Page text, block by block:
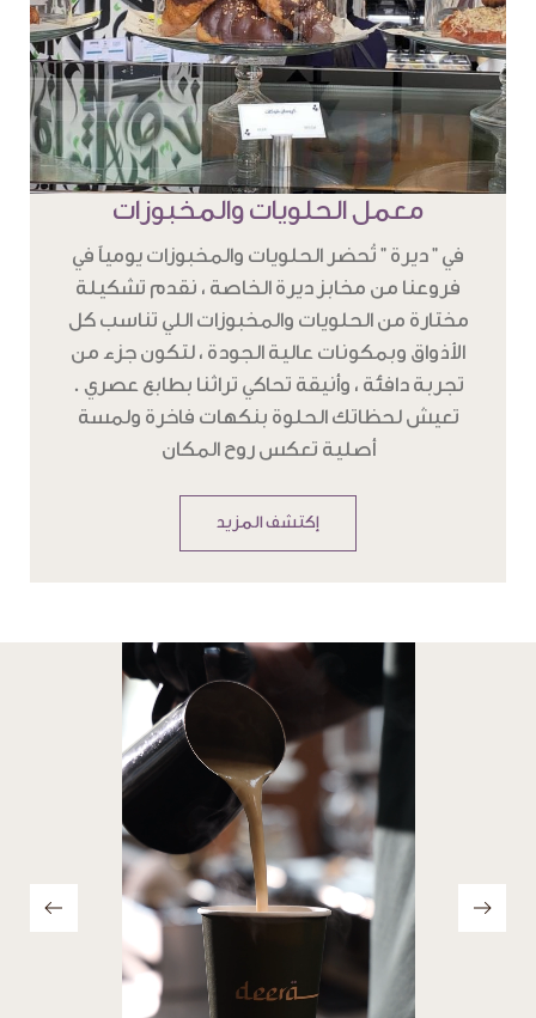
معمل الحلويات والمخبوزات
في " ديرة " تُحضر الحلويات والمخبوزات يومياً في
فروعنا من مخابز ديرة الخاصة ، نقدم تشكيلة
مختارة من الحلويات والمخبوزات اللي تناسب كل
الأذواق وبمكونات عالية الجودة ، لتكون جزء من
تجربة دافئة ، وأنيقة تحاكي تراثنا بطابع عصري .
تعيش لحظاتك الحلوة بنكهات فاخرة ولمسة
أصلية تعكس روح المكان
إكتشف المزيد